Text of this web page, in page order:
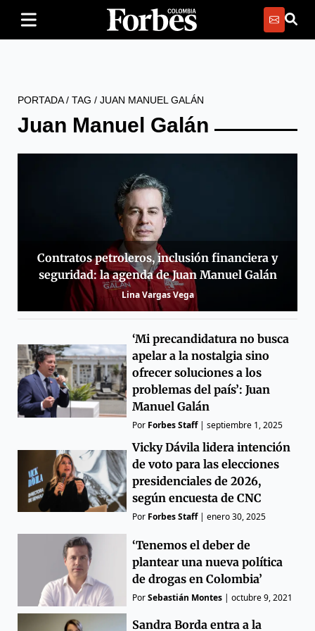
PORTADA/ TAG / JUAN MANUEL GALÁN
Juan Manuel Galán
Contratos petroleros, inclusión financiera y
seguridad: la agenda de Juan Manuel Galán
Lina Vargas Vega
‘Mi precandidatura no busca
apelar a la nostalgia sino
ofrecer soluciones a los
problemas del país’: Juan
Manuel Galán
Por Forbes Staff|septiembre 1, 2025
Vicky Dávila lidera intención
de voto para las elecciones
presidenciales de 2026,
según encuesta de CNC
Por Forbes Staff|enero 30, 2025
‘Tenemos el deber de
plantear una nueva política
de drogas en Colombia’
PorSebastián Montes |octubre 9, 2021
Sandra Borda entra a la